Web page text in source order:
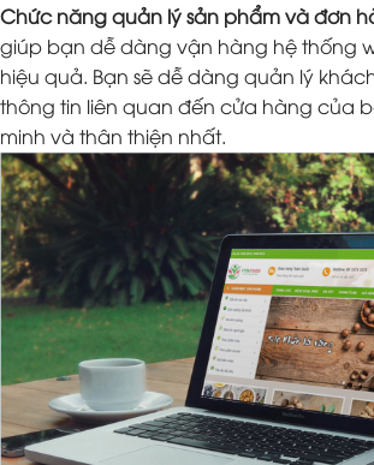
Chức năng quản lý sản phẩm và đơn
giúp bạn dễ dàng vận hàng hệ thống
hiệu quả. Bạn sẽ dễ dàng quản lý
thông tin liên quan đến cửa hàng của
minh và thân thiện nhất.